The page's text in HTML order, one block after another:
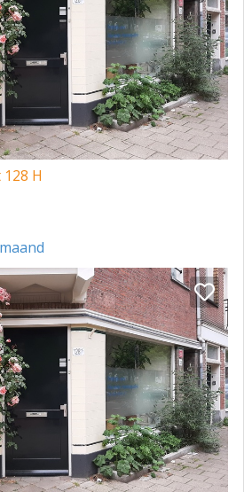
H